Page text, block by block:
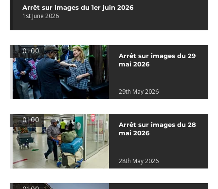
Arrêt sur images du 1er juin 2026
1st June 2026
01:00
Arrêt sur images du 29
mai 2026
29th May 2026
01:00
Arrêt sur images du 28
mai 2026
28th May 2026